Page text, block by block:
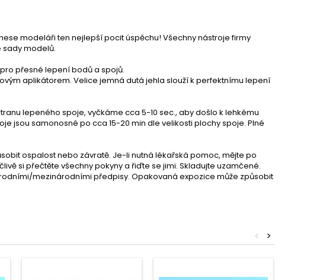
modeláři ten nejlepší pocit úspěchu! Všechny nástroje firmy
sady modelů.
přesné lepení bodů a spojů.
aplikátorem. Velice jemná dutá jehla slouží k perfektnímu lepení
lepeného spoje, vyčkáme cca 5-10 sec., aby došlo k lehkému
jsou samonosné po cca 15-20 min dle velikosti plochy spoje. Plné
ospalost nebo závratě. Je-li nutná lékařská pomoc, mějte po
si přečtěte všechny pokyny a řiďte se jimi. Skladujte uzamčené.
mezinárodními předpisy. Opakovaná expozice může způsobit
>
<